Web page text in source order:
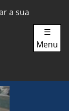
a sua
☰
Menu